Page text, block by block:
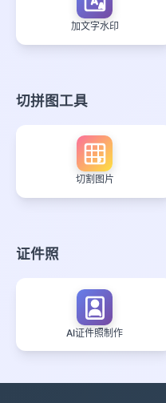
A
加文字水印
切拼图工具
切割图片
证件照
AI证件照制作